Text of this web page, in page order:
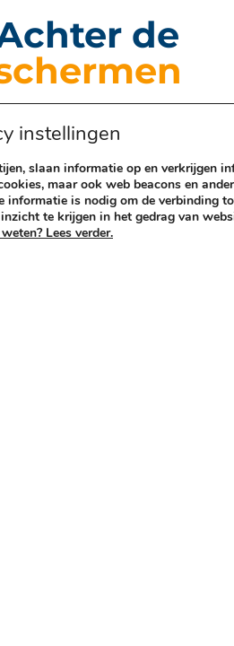
de
instellingen
slaan informatie op en verkrijgen
maar ook web beacons en
informatie is nodig om de verbinding
te krijgen in het gedrag van
Lees verder.